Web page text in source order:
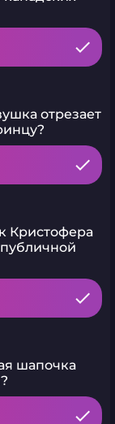
отрезает
Кристофера
публичной
шапочка